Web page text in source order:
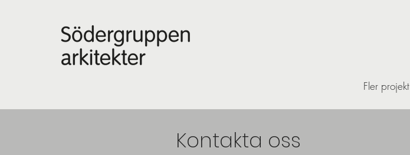
Fler projekt
Kontakta oss